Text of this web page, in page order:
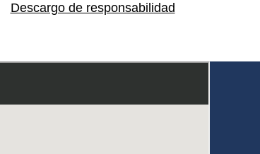
Descargo de responsabilidad